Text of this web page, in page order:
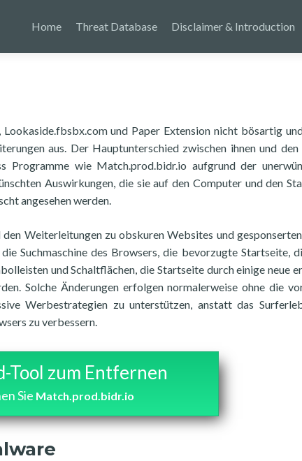
Home Threat Database Disclaimer & Introduction
und Paper Extension nicht bösartig
aus. Der Hauptunterschied zwischen ihnen und den
Programme wie Match.prod.bidr.io aufgrund der
Auswirkungen, die sie auf den Computer und den
angesehen werden.
Weiterleitungen zu obskuren Websites und
Suchmaschine des Browsers, die bevorzugte Startseite,
und Schaltflächen, die Startseite durch einige neue
Solche Änderungen erfolgen normalerweise ohne die
Werbestrategien zu unterstützen, anstatt das
zu verbessern.
Tool zum Entfernen
Sie Match.prod.bidr.io